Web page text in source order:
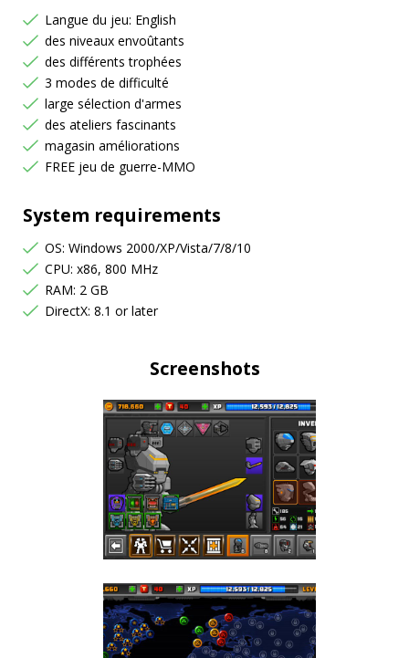
Langue du jeu: English
des niveaux envoûtants
des différents trophées
3 modes de difficulté
large sélection d'armes
des ateliers fascinants
magasin améliorations
FREE jeu de guerre-MMO
System requirements
OS: Windows 2000/XP/Vista/7/8/10
CPU: x86, 800 MHz
RAM: 2 GB
DirectX: 8.1 or later
Screenshots